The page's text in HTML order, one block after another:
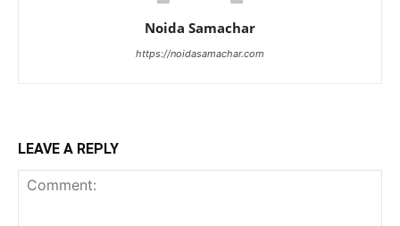
Noida Samachar
https://noidasamachar.com
LEAVE A REPLY